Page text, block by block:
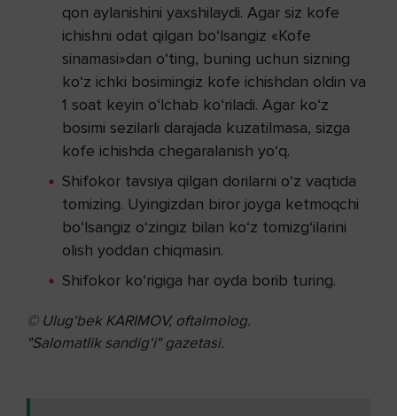
qon aylanishini yaxshilaydi. Agar siz kofe
ichishni odat qilgan bo‘lsangiz «Kofe
sinamasi»dan o‘ting, buning uchun sizning
ko‘z ichki bosimingiz kofe ichishdan oldin va
1 soat keyin o‘lchab ko‘riladi. Agar ko‘z
bosimi sezilarli darajada kuzatilmasa, sizga
kofe ichishda chegaralanish yo‘q.
Shifokor tavsiya qilgan dorilarni o‘z vaqtida
tomizing. Uyingizdan biror joyga ketmoqchi
bo‘lsangiz o‘zingiz bilan ko‘z tomizg‘ilarini
olish yoddan chiqmasin.
Shifokor ko‘rigiga har oyda borib turing.
© Ulug‘bek KARIMOV, oftalmolog.
"Salomatlik sandig‘i" gazetasi.